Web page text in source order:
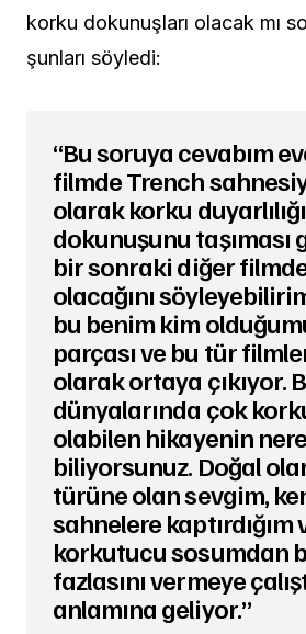
korku dokunuşları olacak mı
şunları söyledi:
“Bu soruya cevabım
filmde Trench
olarak korku
dokunuşunu taşıması
bir sonraki diğer
olacağını
bu benim kim
parçası ve bu tür
olarak ortaya çıkıyor.
dünyalarında çok
olabilen hikayenin
biliyorsunuz. Doğal
türüne olan sevgim,
sahnelere kaptırdığım
korkutucu sosumdan
fazlasını vermeye
anlamına geliyor.”